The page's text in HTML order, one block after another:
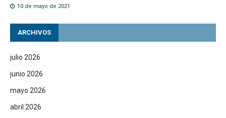
10 de mayo de 2021
ARCHIVOS
julio 2026
junio 2026
mayo 2026
abril 2026